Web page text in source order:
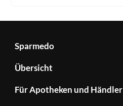
Sparmedo
Über
Sparmedo
FAQ
Übersicht
Herstellerverzeichnis
Für Apotheken und Händler